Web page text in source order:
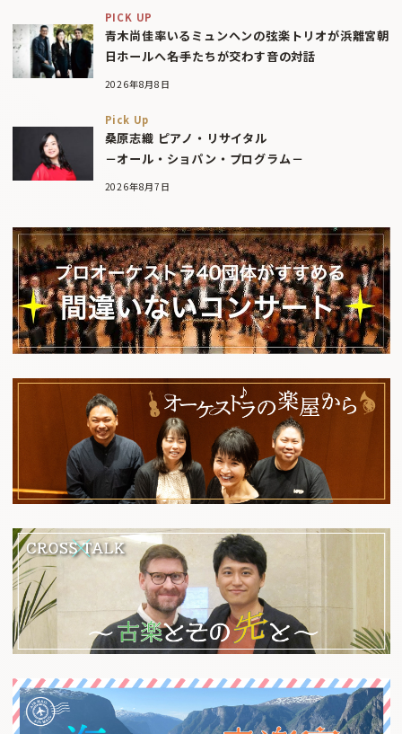
PICK UP
青木尚佳率いるミュンヘンの弦楽トリオが浜離宮朝
日ホールへ――名手たちが交わす音の対話
2026年8月8日
Pick Up
桑原志織 ピアノ・リサイタル
－オール・ショパン・プログラム－
2026年8月7日